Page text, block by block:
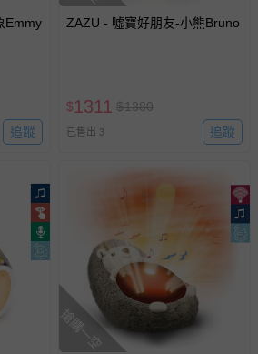
Emmy
追蹤
ZAZU - 噓寶好朋友-小熊Bruno
$1311 $1380
已售出 3 追蹤
搶購一空